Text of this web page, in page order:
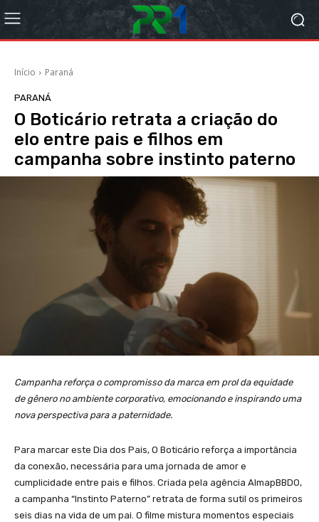
Início Paraná
PARANÁ
O Boticário retrata a criação do
elo entre pais e filhos em
campanha sobre instinto paterno
Campanha reforça o compromisso da marca em prol da equidade
de gênero no ambiente corporativo, emocionando e inspirando uma
nova perspectiva para a paternidade.
Para marcar este Dia dos Pais, O Boticário reforça a importância
da conexão, necessária para uma jornada de amor e
cumplicidade entre pais e filhos. Criada pela agência AlmapBBDO,
a campanha “Instinto Paterno” retrata de forma sutil os primeiros
seis dias na vida de um pai. O filme mistura momentos especiais